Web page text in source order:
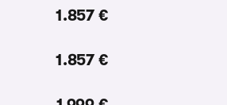
1.857 €
1.857 €